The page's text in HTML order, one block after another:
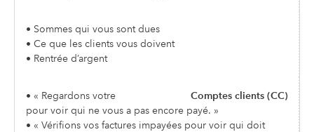
• Sommes qui vous sont dues
• Ce que les clients vous doivent
• Rentrée d’argent
• « Regardons votre
Comptes clients (CC)
pour voir qui ne vous a pas encore payé. »
• « Vérifions vos factures impayées pour voir qui doit